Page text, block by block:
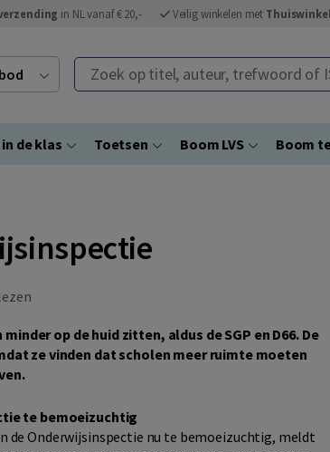
in NL vanaf € 20,- Veilig winkelen met
Zoek op titel, auteur, trefwoord of ISBN
de klas Toetsen Boom LVS Boom
op de huid zitten, aldus de SGP en D66. De
ze vinden dat scholen meer ruimte moeten
te bemoeizuchtig
de Onderwijsinspectie nu te bemoeizuchtig, meldt